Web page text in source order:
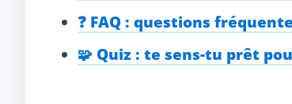
❓ FAQ : questions
🧩 Quiz : te sens-tu prêt